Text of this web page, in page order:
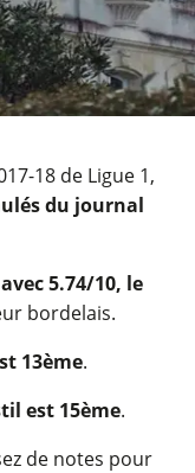
18 de Ligue 1,
du journal
5.74/10, le
bordelais.
13ème.
est 15ème.
de notes pour